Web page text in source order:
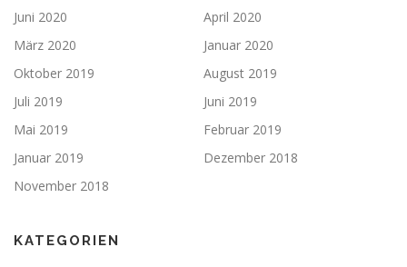
Juni 2020
April 2020
März 2020
Januar 2020
Oktober 2019
August 2019
Juli 2019
Juni 2019
Mai 2019
Februar 2019
Januar 2019
Dezember 2018
November 2018
KATEGORIEN